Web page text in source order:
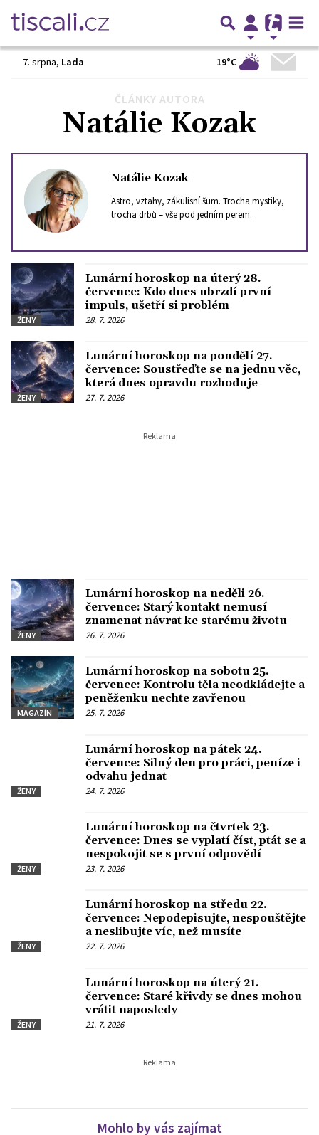
7. srpna, Lada 19°C
ČLÁNKY AUTORA
Natálie Kozak
Natálie Kozak
Astro, vztahy, zákulisní šum. Trocha mystiky,
trocha drbů – vše pod jedním perem.
ŽENY
Lunární horoskop na úterý 28.
července: Kdo dnes ubrzdí první
impuls, ušetří si problém
28. 7. 2026
ŽENY
Lunární horoskop na pondělí 27.
července: Soustřeďte se na jednu věc,
která dnes opravdu rozhoduje
27. 7. 2026
ŽENY
Lunární horoskop na neděli 26.
července: Starý kontakt nemusí
znamenat návrat ke starému životu
26. 7. 2026
MAGAZÍN
Lunární horoskop na sobotu 25.
července: Kontrolu těla neodkládejte a
peněženku nechte zavřenou
25. 7. 2026
ŽENY
Lunární horoskop na pátek 24.
července: Silný den pro práci, peníze i
odvahu jednat
24. 7. 2026
ŽENY
Lunární horoskop na čtvrtek 23.
července: Dnes se vyplatí číst, ptát se a
nespokojit se s první odpovědí
23. 7. 2026
ŽENY
Lunární horoskop na středu 22.
července: Nepodepisujte, nespouštějte
a neslibujte víc, než musíte
22. 7. 2026
ŽENY
Lunární horoskop na úterý 21.
července: Staré křivdy se dnes mohou
vrátit naposledy
21. 7. 2026
4 … 48 Další
Mohlo by vás zajímat